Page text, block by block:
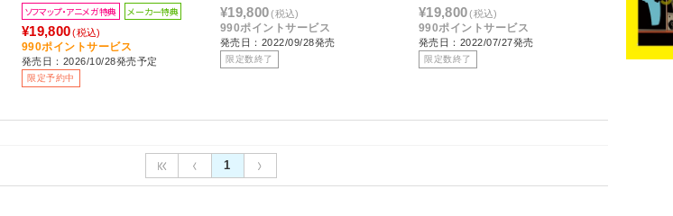
予約抽選特典あり◆ソフマッ
プ・アニメガ全巻連続購入特
典「アニメ描き下ろしイラス
ト使用 全巻収納BOX」 ◆メー
カー上巻早期予約特典「キャ
しA3クリアポスター」
ソフマップ・アニメガ特典 メーカー特典
¥19,800(税込)
990ポイントサービス
発売日：2026/10/28発売予定
限定予約中
¥19,800(税込)
990ポイントサービス
発売日：2022/09/28発売
限定数終了
¥19,800(税込)
990ポイントサービス
発売日：2022/07/27発売
限定数終了
1